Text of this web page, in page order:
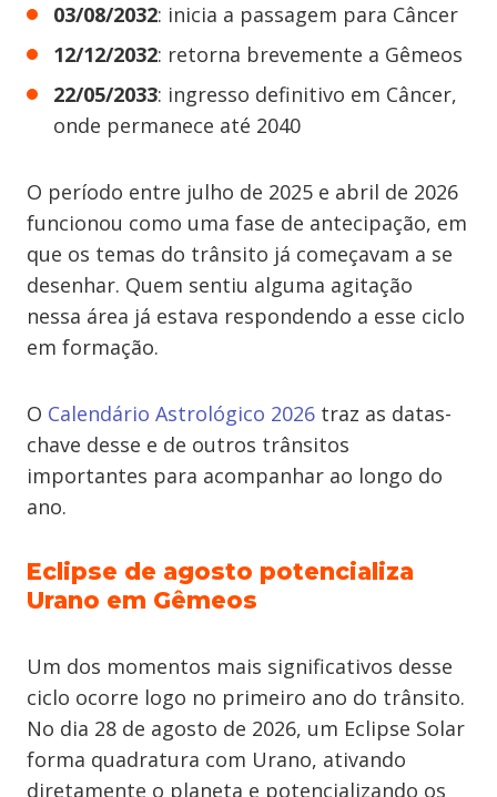
03/08/2032: inicia a passagem para Câncer
12/12/2032: retorna brevemente a Gêmeos
22/05/2033: ingresso definitivo em Câncer,
onde permanece até 2040
O período entre julho de 2025 e abril de 2026
funcionou como uma fase de antecipação, em
que os temas do trânsito já começavam a se
desenhar. Quem sentiu alguma agitação
nessa área já estava respondendo a esse ciclo
em formação.
O Calendário Astrológico 2026 traz as datas-
chave desse e de outros trânsitos
importantes para acompanhar ao longo do
ano.
Eclipse de agosto potencializa
Urano em Gêmeos
Um dos momentos mais significativos desse
ciclo ocorre logo no primeiro ano do trânsito.
No dia 28 de agosto de 2026, um Eclipse Solar
forma quadratura com Urano, ativando
diretamente o planeta e potencializando os